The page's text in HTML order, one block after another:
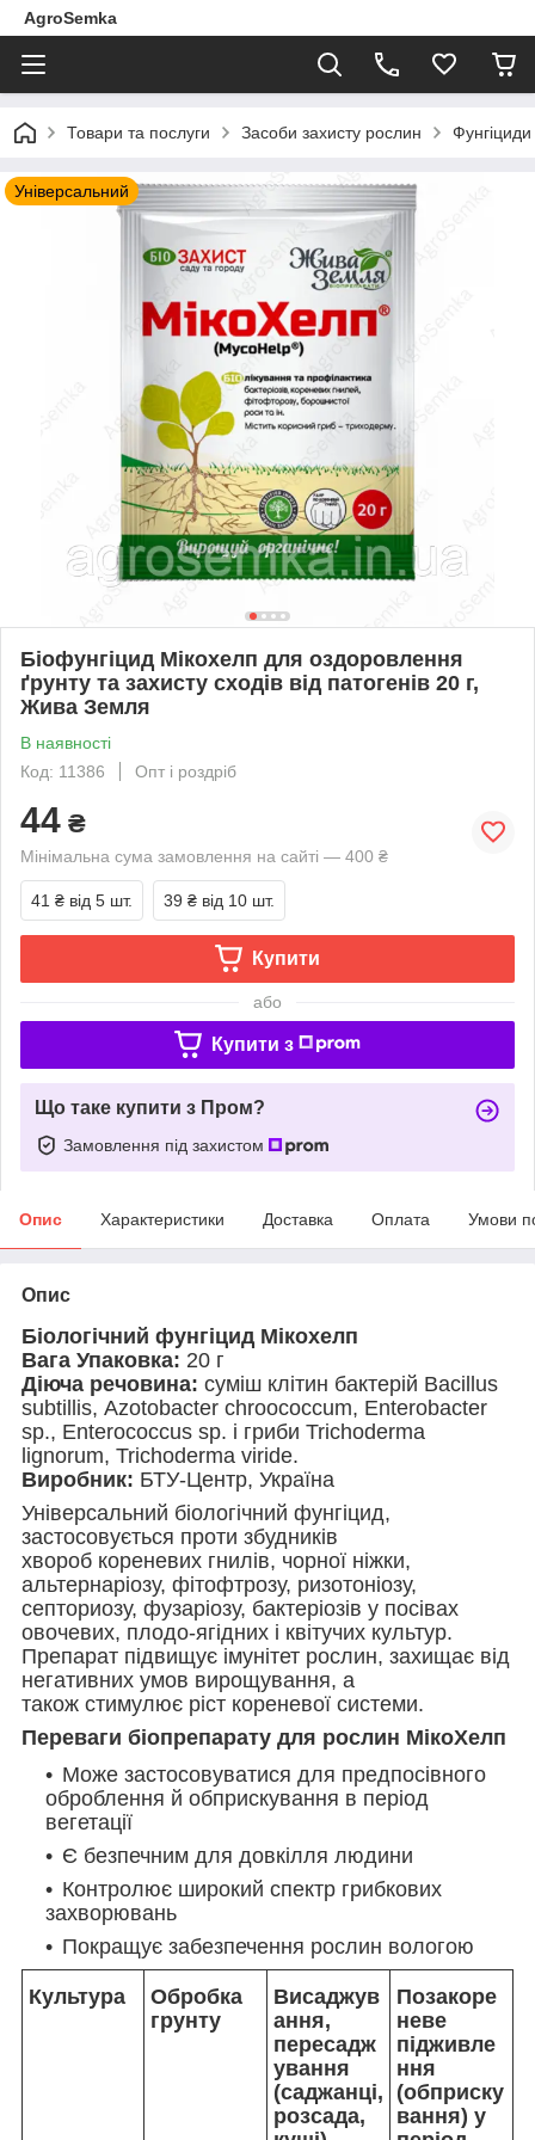
AgroSemka
Товари та послуги Засоби захисту рослин
Універсальний
Біофунгіцид Мікохелп для оздоровлення
ґрунту та захисту сходів від патогенів 20 г,
Жива Земля
В наявності
Код: 11386
Опт і роздріб
44 ₴
Мінімальна сума замовлення на сайті — 400 ₴
41 ₴ від 5 шт. 39 ₴ від 10 шт.
Купити
або
Купити з
Що таке купити з Пром?
Замовлення під захистом
Опис Характеристики Доставка Оплата Умови
Опис
Біологічний фунгіцид Мікохелп
Вага Упаковка: 20 г
Діюча речовина: суміш клітин бактерій Bacillus
subtillis, Аzotobacter chroococcum, Enterobacter
sp., Enterococcus sp. і гриби Trichoderma
lignorum, Trichoderma viride.
Виробник: БТУ-Центр, Україна
Універсальний біологічний фунгіцид,
застосовується проти збудників
хвороб кореневих гнилів, чорної ніжки,
альтернаріозу, фітофтрозу, ризотоніозу,
септориозу, фузаріозу, бактеріозів у посівах
овочевих, плодо-ягідних і квітучих культур.
Препарат підвищує імунітет рослин, захищає від
негативних умов вирощування, а
також стимулює ріст кореневої системи.
Переваги біопрепарату для рослин МікоХелп
Може застосовуватися для предпосівного
оброблення й обприскування в період
вегетації
Є безпечним для довкілля людини
Контролює широкий спектр грибкових
захворювань
Покращує забезпечення рослин вологою
Культура
Обробка
грунту
Висаджув
ання,
пересадж
ування
(саджанці,
розсада,
Позакоре
неве
підживле
ння
(обприску
вання) у